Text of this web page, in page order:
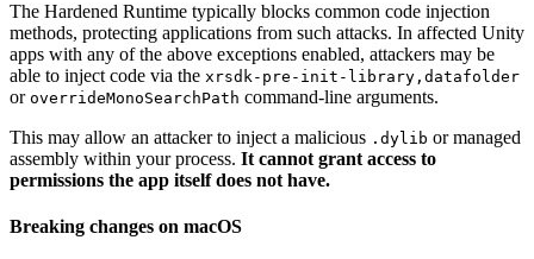
The Hardened Runtime typically blocks common code injection
methods, protecting applications from such attacks. In affected Unity
apps with any of the above exceptions enabled, attackers may be
able to inject code via the xrsdk-pre-init-library,datafolder
or overrideMonoSearchPath command-line arguments.
This may allow an attacker to inject a malicious .dylib or managed
assembly within your process. It cannot grant access to
permissions the app itself does not have.
Breaking changes on macOS